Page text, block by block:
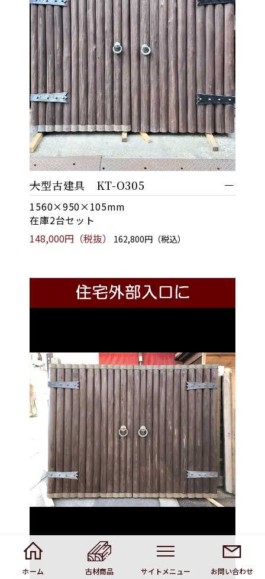
ホーム 古材商品 サイトメニュー お問い合わせ
大型古建具 KT-O305
1560×950×105mm
在庫2台セット
148,000円（税抜）
162,800円（税込）